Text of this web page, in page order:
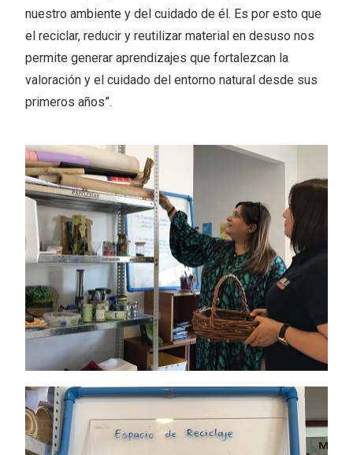
nuestro ambiente y del cuidado de él. Es por esto que
el reciclar, reducir y reutilizar material en desuso nos
permite generar aprendizajes que fortalezcan la
valoración y el cuidado del entorno natural desde sus
primeros años”.